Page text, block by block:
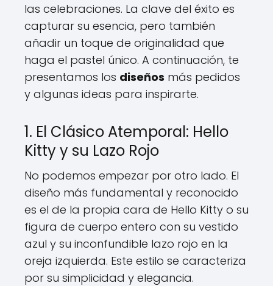
las celebraciones. La clave del éxito es
capturar su esencia, pero también
añadir un toque de originalidad que
haga el pastel único. A continuación, te
presentamos los diseños más pedidos
y algunas ideas para inspirarte.
1. El Clásico Atemporal: Hello
Kitty y su Lazo Rojo
No podemos empezar por otro lado. El
diseño más fundamental y reconocido
es el de la propia cara de Hello Kitty o su
figura de cuerpo entero con su vestido
azul y su inconfundible lazo rojo en la
oreja izquierda. Este estilo se caracteriza
por su simplicidad y elegancia.